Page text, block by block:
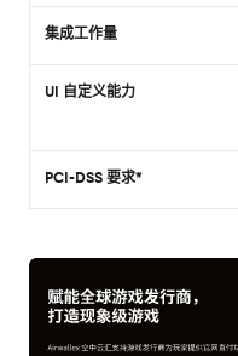
集成工作量
UI 自定义能力
PCI-DSS 要求*